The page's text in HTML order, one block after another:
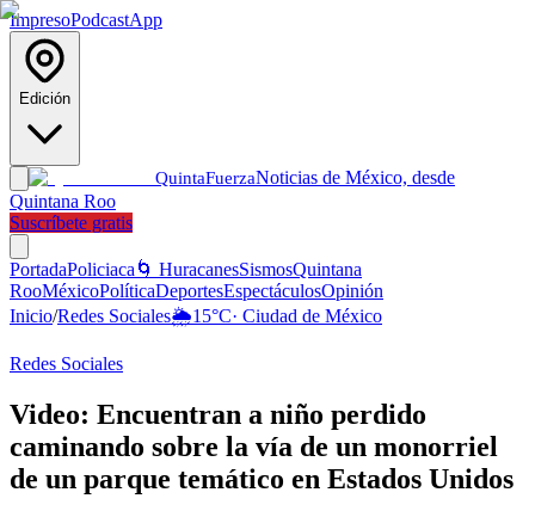
ImpresoPodcastApp
Edición
QuintaFuerzaNoticias de México, desde
Quintana Roo
Suscríbete gratis
PortadaPoliciaca 🌀 HuracanesSismosQuintana
RooMéxicoPolíticaDeportesEspectáculosOpinión
Inicio/Redes Sociales🌦️15°C· Ciudad de México
Redes Sociales
Video: Encuentran a niño perdido
caminando sobre la vía de un monorriel
de un parque temático en Estados Unidos